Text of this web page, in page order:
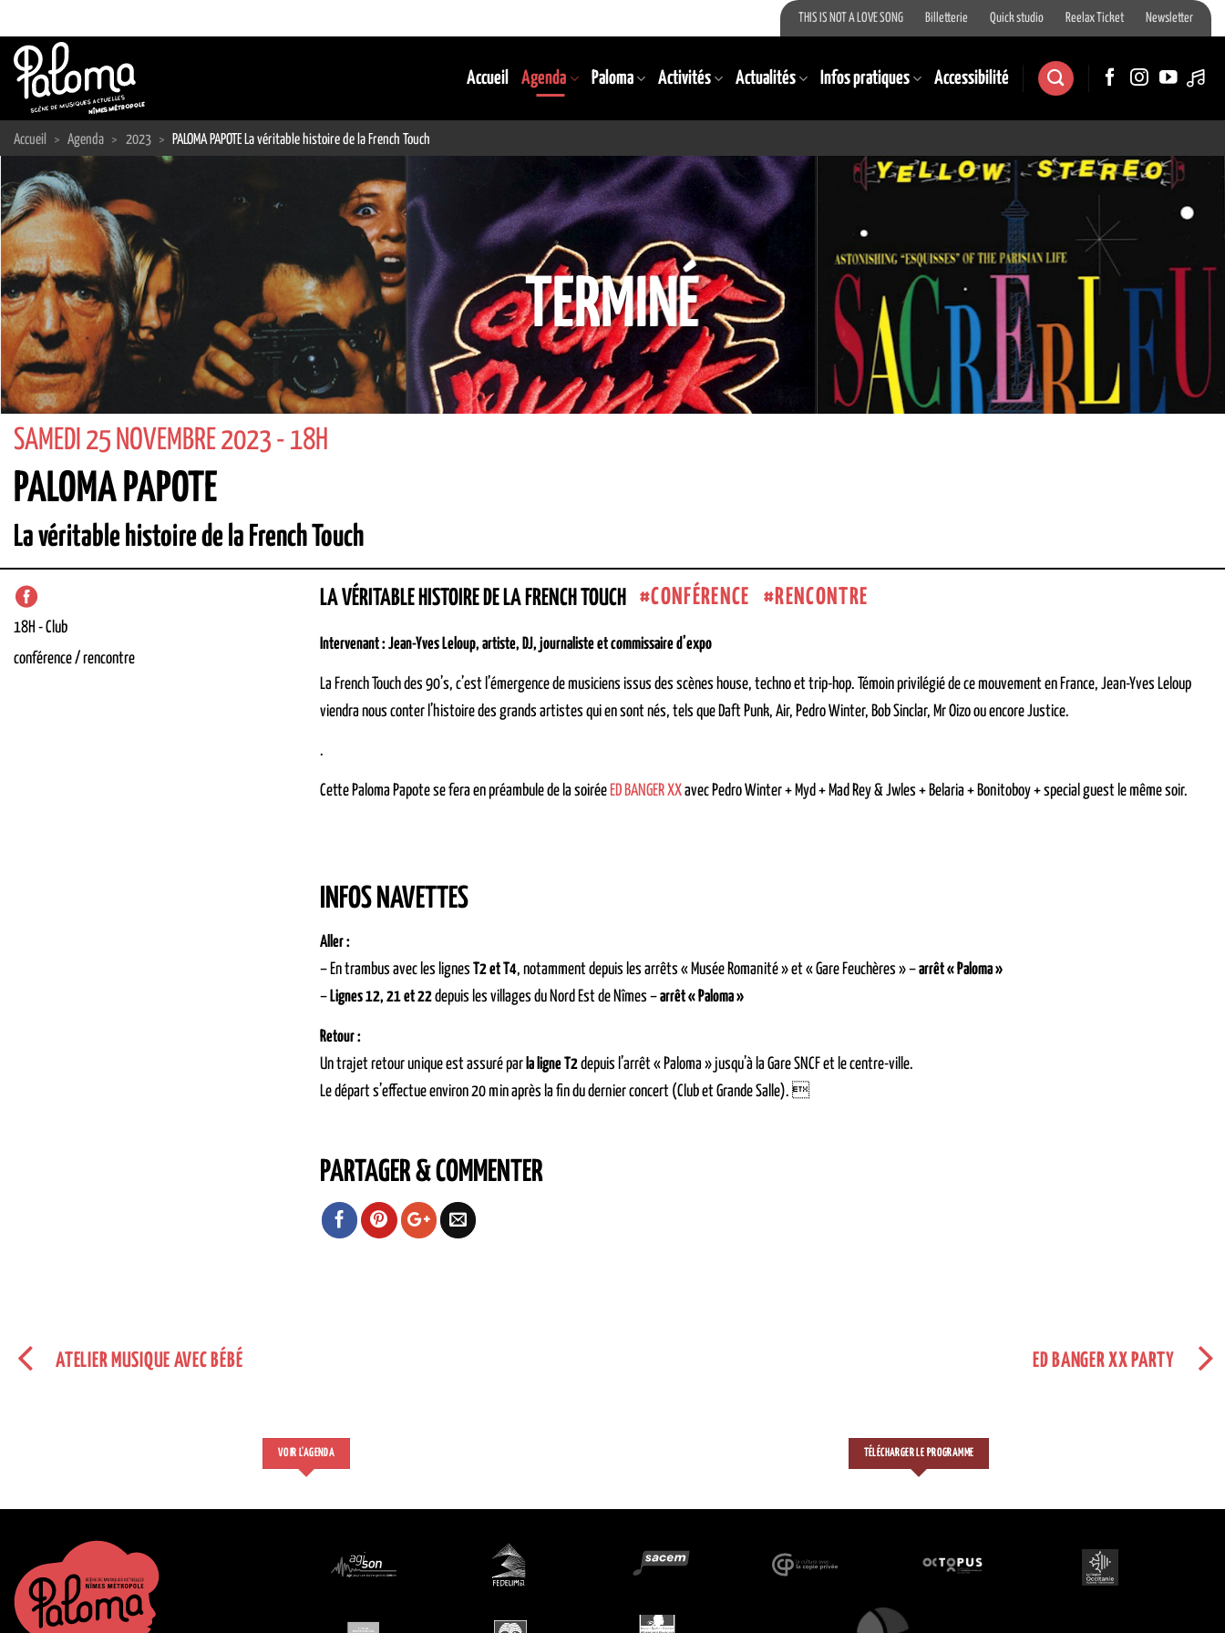
au
contenu
THIS IS NOT A LOVE SONG Billetterie Quick studio Reelax Ticket Newsletter
Accueil Agenda Paloma Activités Actualités Infos pratiques Accessibilité
Accueil > Agenda > 2023 > PALOMA PAPOTE La véritable histoire de la French Touch
TERMINÉ
SAMEDI 25 NOVEMBRE 2023 - 18H
PALOMA PAPOTE
La véritable histoire de la French Touch
18H -Club
conférence / rencontre
LA VÉRITABLE HISTOIRE DE LA FRENCH TOUCH CONFÉRENCE RENCONTRE
Intervenant : Jean-Yves Leloup, artiste, DJ, journaliste et commissaire d’expo
La French Touch des 90’s, c’est l’émergence de musiciens issus des scènes house, techno et trip-hop. Témoin privilégié de ce mouvement en France, Jean-Yves Leloup
viendra nous conter l’histoire des grands artistes qui en sont nés, tels que Daft Punk, Air, Pedro Winter, Bob Sinclar, Mr Oizo ou encore Justice.
.
Cette Paloma Papote se fera en préambule de la soirée ED BANGER XXavec Pedro Winter + Myd + Mad Rey & Jwles + Belaria + Bonitoboy + special guest le même soir.
INFOS NAVETTES
Aller :
– En trambus avec les lignes T2 et T4, notamment depuis les arrêts « Musée Romanité » et « Gare Feuchères » –arrêt « Paloma »
– Lignes 12, 21 et 22depuis les villages du Nord Est de Nîmes –arrêt « Paloma »
Retour :
Un trajet retour unique est assuré par la ligne T2depuis l’arrêt « Paloma » jusqu’à la Gare SNCF et le centre-ville.
Le départ s’effectue environ 20 min après la fin du dernier concert (Club et Grande Salle). 
PARTAGER & COMMENTER
ATELIER MUSIQUE AVEC BÉBÉ ED BANGER XX PARTY
VOIR L'AGENDA TÉLÉCHARGER LE PROGRAMME